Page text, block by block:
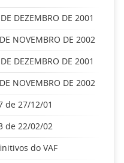
DEZEMBRO DE 2001
NOVEMBRO DE 2002
DEZEMBRO DE 2001
NOVEMBRO DE 2002
de 27/12/01
de 22/02/02
do VAF